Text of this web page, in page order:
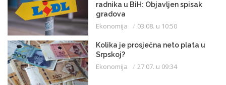
radnika u BiH: Objavljen spisak
gradova
Ekonomija 03.08. u 10:50
Kolika je prosječna neto plata u
Srpskoj?
Ekonomija 27.07. u 09:34